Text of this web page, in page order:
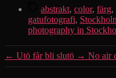
Etiketter
abstrakt, color, färg,
gatufotografi,
photography in
← Utö får bli slutö → No air